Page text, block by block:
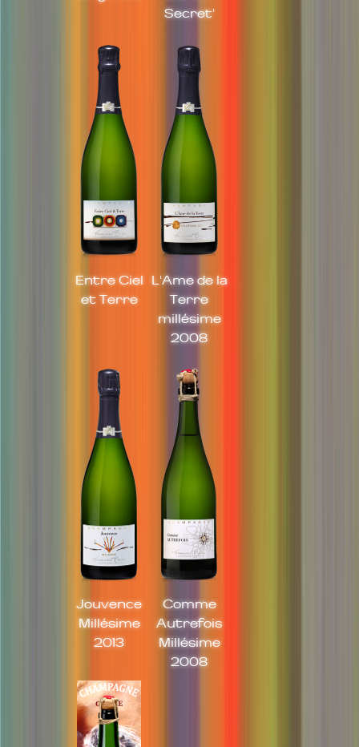
Secret'
Entre Ciel
et Terre
L'Ame de la
Terre
millésime
2008
Jouvence
Millésime
2013
Comme
Autrefois
Millésime
2008